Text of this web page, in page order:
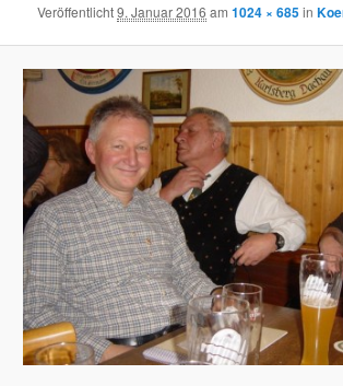
Veröffentlicht9. Januar 2016 am1024 × 685in